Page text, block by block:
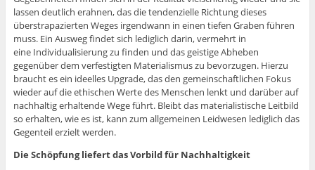
lassen deutlich erahnen, das die tendenzielle Richtung dieses
überstrapazierten Weges irgendwann in einen tiefen Graben führen
muss. Ein Ausweg findet sich lediglich darin, vermehrt in
eine Individualisierung zu finden und das geistige Abheben
gegenüber dem verfestigten Materialismus zu bevorzugen. Hierzu
braucht es ein ideelles Upgrade, das den gemeinschaftlichen Fokus
wieder auf die ethischen Werte des Menschen lenkt und darüber auf
nachhaltig erhaltende Wege führt. Bleibt das materialistische Leitbild
so erhalten, wie es ist, kann zum allgemeinen Leidwesen lediglich das
Gegenteil erzielt werden.
Die Schöpfung liefert das Vorbild für Nachhaltigkeit